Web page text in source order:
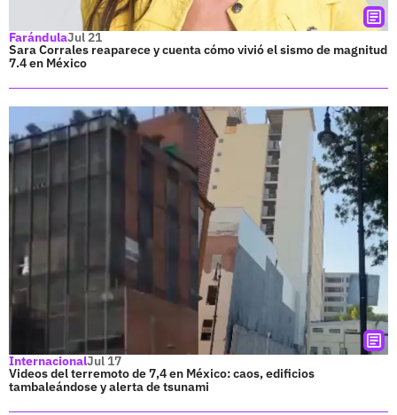
FarándulaJul 21
Sara Corrales reaparece y cuenta cómo vivió el sismo de magnitud
7.4 en México
InternacionalJul 17
Videos del terremoto de 7,4 en México: caos, edificios
tambaleándose y alerta de tsunami